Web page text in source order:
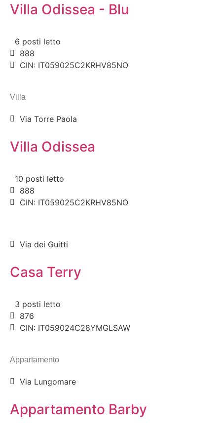
Villa Odissea - Blu
6 posti letto
888
CIN: IT059025C2KRHV85NO
Villa
Via Torre Paola
Villa Odissea
10 posti letto
888
CIN: IT059025C2KRHV85NO
Via dei Guitti
Casa Terry
3 posti letto
876
CIN: IT059024C28YMGLSAW
Appartamento
Via Lungomare
Appartamento Barby